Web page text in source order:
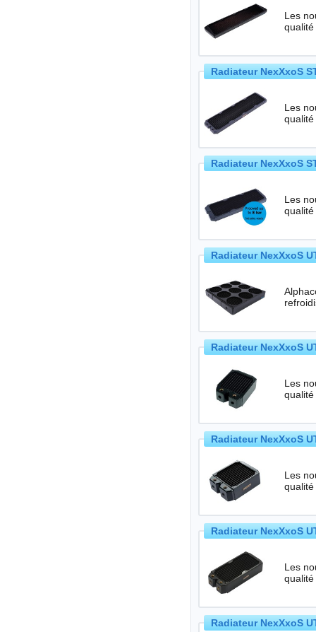
Les
Radiateur NexXxoS
Les
Radiateur NexXxoS
Les
Radiateur NexXxoS
Radiateur NexXxoS
Les
Radiateur NexXxoS
Les
Radiateur NexXxoS
Les
Radiateur NexXxoS